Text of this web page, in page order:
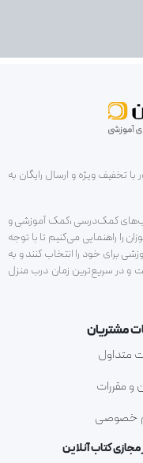
ویژه و ارسال رایگان به
کتاب‌های کمک‌درسی ،کمک آموزشی و
را راهنمایی می‌کنیم تا با توجه
برای خود را انتخاب کنند و به
و در سریع‌ترین زمان درب منزل
مشتریان
متداول
و مقررات
خصوصی
کتاب آنلاین